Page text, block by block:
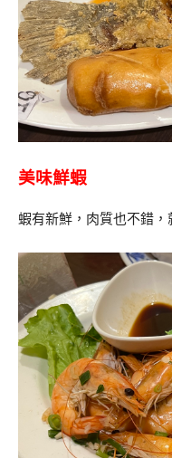
美味鮮蝦
蝦有新鮮，肉質也不錯